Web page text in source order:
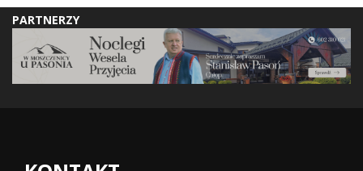
PARTNERZY